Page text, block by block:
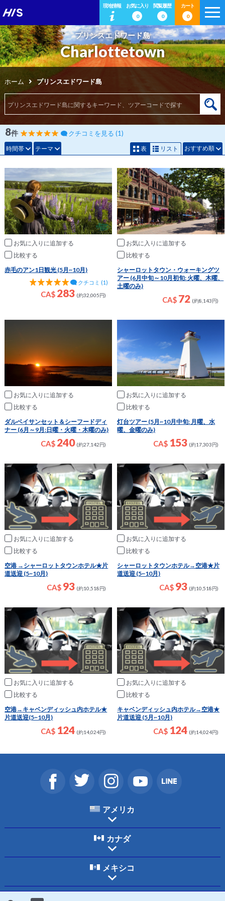
現地情報
お気に入り
0
閲覧履歴
0
カート
0
プリンスエドワード島
Charlottetown
ホーム プリンスエドワード島
時間帯 テーマ
8件 クチコミを見る (1)
表 リスト おすすめ順
お気に入りに追加
比較
赤毛のアン1日観光 (5月~10月)
クチコミ (1)
CA$ 283 (約32,005円)
お気に入りに追加
比較
シャーロットタウン・ウォーキングツ
アー (6月中旬～10月初旬: 火曜、木曜、
土曜のみ)
CA$ 72 (約8,143円)
お気に入りに追加
比較
ダルベイサンセット＆シーフードディ
ナー (6月～9月:日曜・火曜・木曜のみ)
CA$ 240 (約27,142円)
お気に入りに追加
比較
灯台ツアー (5月~10月中旬: 月曜、水
曜、金曜のみ)
CA$ 153 (約17,303円)
お気に入りに追加
比較
空港 →シャーロットタウンホテル★片
道送迎 (5~10月)
CA$ 93 (約10,518円)
お気に入りに追加
比較
シャーロットタウンホテル→空港★片
道送迎 (5~10月)
CA$ 93 (約10,518円)
お気に入りに追加
比較
空港→キャベンディッシュ内ホテル★
片道送迎(5~10月)
CA$ 124 (約14,024円)
お気に入りに追加
比較
キャベンディッシュ内ホテル→空港★
片道送迎 (5月~10月)
CA$ 124 (約14,024円)
アメリカ
カナダ
メキシコ